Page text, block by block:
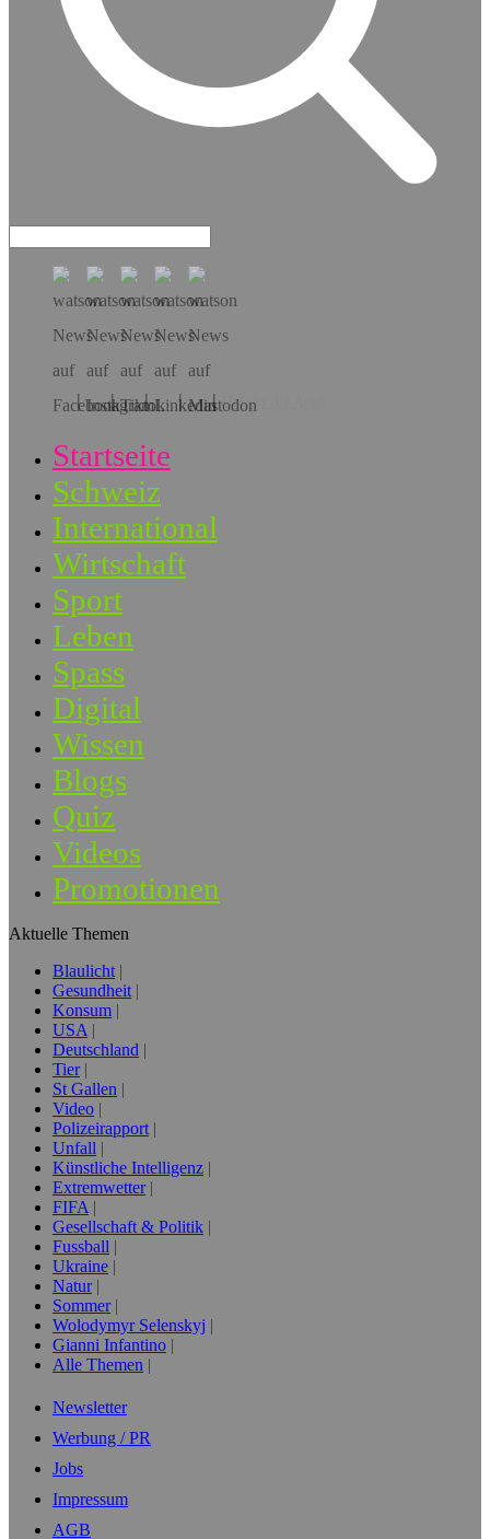
Hol dir die App!
Startseite
Schweiz
International
Wirtschaft
Sport
Leben
Spass
Digital
Wissen
Blogs
Quiz
Videos
Promotionen
Aktuelle Themen
Blaulicht
Gesundheit
Konsum
USA
Deutschland
Tier
St Gallen
Video
Polizeirapport
Unfall
Künstliche Intelligenz
Extremwetter
FIFA
Gesellschaft & Politik
Fussball
Ukraine
Natur
Sommer
Wolodymyr Selenskyj
Gianni Infantino
Alle Themen
Newsletter
Werbung / PR
Jobs
Impressum
AGB